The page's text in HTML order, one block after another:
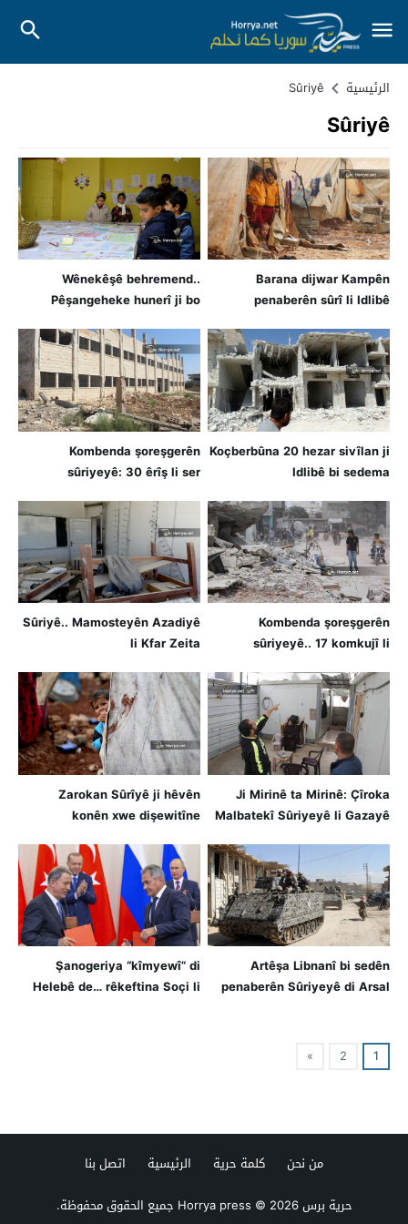
الرئيسية Sûriyê
Sûriyê
Barana dijwar Kampên
penaberên sûrî li Idlibê
Wênekêşê behremend..
Pêşangeheke hunerî ji bo
Koçberbûna 20 hezar sivîlan ji
Idlibê bi sedema
Kombenda şoreşgerên
sûriyeyê: 30 êrîş li ser
mijdara/2018 de
Kombenda şoreşgerên
sûriyeyê.. 17 komkujî li
novemberê/2018
Sûriyê.. Mamosteyên Azadiyê
li Kfar Zeita
Ji Mirinê ta Mirinê: Çîroka
Malbatekî Sûriyeyê li Gazayê
Zarokan Sûrîyê ji hêvên
konên xwe dişewitîne
Artêşa Libnanî bi sedên
penaberên Sûriyeyê di Arsal
Şanogeriya “kîmyewî” di
Helebê de… rêkeftina Soçi li
1
2
»
من نحن كلمة حرية الرئيسية
اتصل بنا
حرية برس Horrya press© 2026 جميع الحقوق محفوظة.